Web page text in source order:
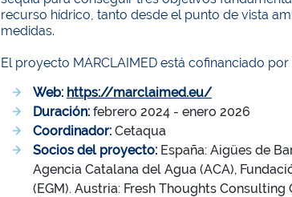
recurso hídrico, tanto desde el punto de vista
medidas.
El proyecto MARCLAIMED está cofinanciado
Web: https://marclaimed.eu/
Duración: febrero 2024 - enero 2026
Coordinador: Cetaqua
Socios del proyecto: España: Aigües de
Agencia Catalana del Agua (ACA),
(EGM). Austria: Fresh Thoughts